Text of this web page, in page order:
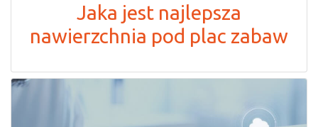
Jaka jest najlepsza
nawierzchnia pod plac zabaw